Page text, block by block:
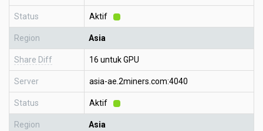
Status Aktif
Region Asia
Share Diff 16 untuk GPU
Server asia-ae.2miners.com:4040
Status Aktif
Region Asia